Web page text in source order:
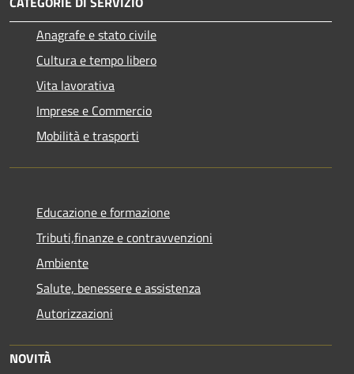
Anagrafe e stato civile
Cultura e tempo libero
Vita lavorativa
Imprese e Commercio
Mobilità e trasporti
Educazione e formazione
Tributi,finanze e contravvenzioni
Ambiente
Salute, benessere e assistenza
Autorizzazioni
NOVITÀ